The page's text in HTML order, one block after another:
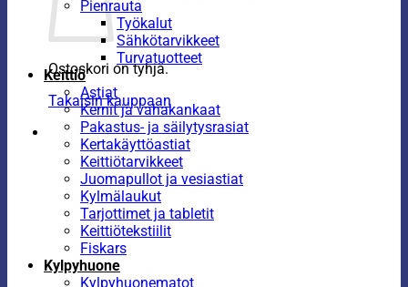
Ostoskori on tyhjä.
Takaisin kauppaan
Pienrauta
Työkalut
Sähkötarvikkeet
Turvatuotteet
Keittiö
Astiat
Kernit ja vahakankaat
Pakastus- ja säilytysrasiat
Kertakäyttöastiat
Keittiötarvikkeet
Juomapullot ja vesiastiat
Kylmälaukut
Tarjottimet ja tabletit
Keittiötekstiilit
Fiskars
Kylpyhuone
Kylpyhuonematot